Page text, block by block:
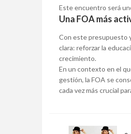
Este encuentro será
Una FOA más
Con este presupuesto
clara: reforzar la
crecimiento.
En un contexto en el
gestión, la FOA se
cada vez más crucial